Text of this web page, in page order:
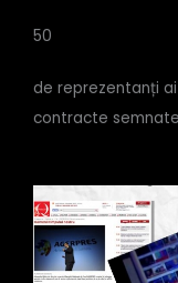
50
de reprezentanți
contracte